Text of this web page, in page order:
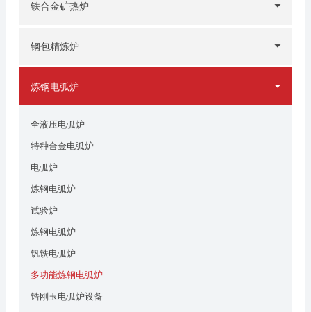
铁合金矿热炉
钢包精炼炉
炼钢电弧炉
全液压电弧炉
特种合金电弧炉
电弧炉
炼钢电弧炉
试验炉
炼钢电弧炉
钒铁电弧炉
多功能炼钢电弧炉
锆刚玉电弧炉设备